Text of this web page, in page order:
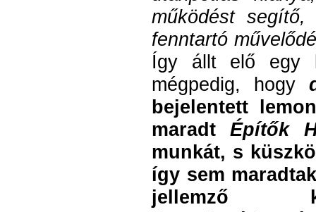
működést
fenntartó
Így állt elő egy
mégpedig, hogy
bejelentett
maradtÉpítők
munkát, s
így sem
jellemző